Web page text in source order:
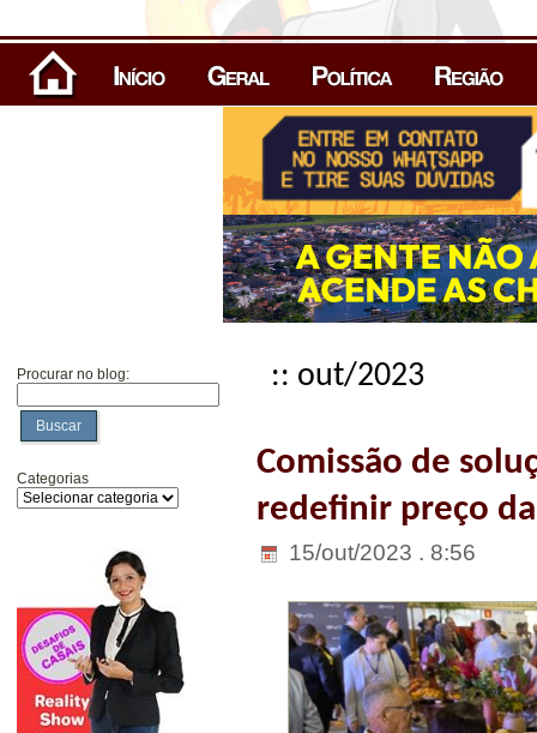
Procurar no blog:
Buscar
Categorias
:: out/2023
Comissão de
redefinir preço
15/out/2023 . 8:56